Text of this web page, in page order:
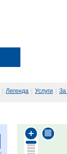
| Легенда | Услуги | За